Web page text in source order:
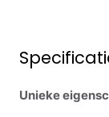
Unieke